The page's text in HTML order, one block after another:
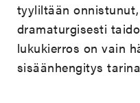
tyyliltään
dramaturgisesti
lukukierros on vain
sisäänhengitys